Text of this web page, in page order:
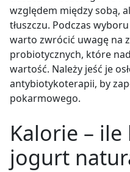
względem między sobą,
tłuszczu. Podczas
warto zwrócić uwagę na
probiotycznych, które
wartość. Należy jeść je
antybiotykoterapii, by
pokarmowego.
Kalorie –
jogurt